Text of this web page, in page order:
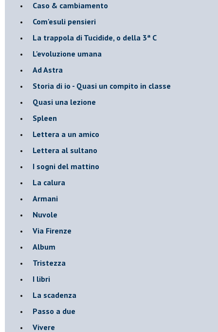
Caso & cambiamento
Com'esuli pensieri
La trappola di Tucidide, o della 3ª C
L'evoluzione umana
Ad Astra
Storia di io - Quasi un compito in classe
Quasi una lezione
Spleen
Lettera a un amico
Lettera al sultano
I sogni del mattino
La calura
Armani
Nuvole
Via Firenze
Album
Tristezza
I libri
La scadenza
Passo a due
Vivere